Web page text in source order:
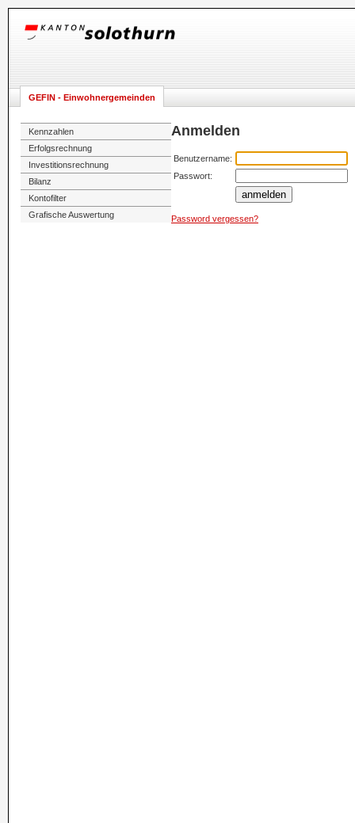
GEFIN - Einwohnergemeinden
Kennzahlen
Erfolgsrechnung
Investitionsrechnung
Bilanz
Kontofilter
Grafische Auswertung
Anmelden
Benutzername:
Passwort:
anmelden
Password vergessen?